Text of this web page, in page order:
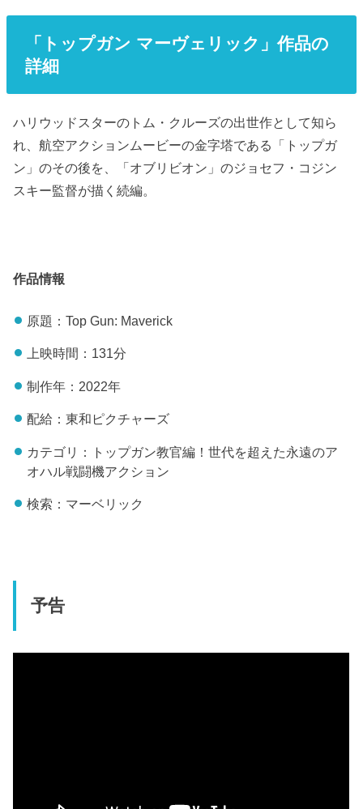
「トップガン マーヴェリック」作品の
詳細
ハリウッドスターのトム・クルーズの出世作として知ら
れ、航空アクションムービーの金字塔である「トップガ
ン」のその後を、「オブリビオン」のジョセフ・コジン
スキー監督が描く続編。
作品情報
原題：Top Gun: Maverick
上映時間：131分
制作年：2022年
配給：東和ピクチャーズ
カテゴリ：トップガン教官編！世代を超えた永遠のア
オハル戦闘機アクション
検索：マーベリック
予告